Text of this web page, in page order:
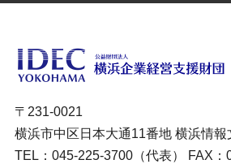
〒231-0021
横浜市中区日本大通11番地 横浜情
TEL：045-225-3700（代表） FAX：